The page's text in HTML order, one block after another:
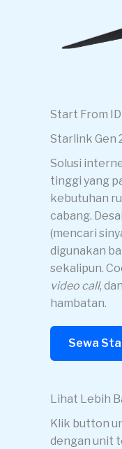
Start From
Starlink Gen
Solusi
tinggi yang
kebutuhan
cabang.
(mencari
digunakan
sekalipun.
video call,
hambatan.
Sewa
Lihat Lebih
Klik button
dengan unit